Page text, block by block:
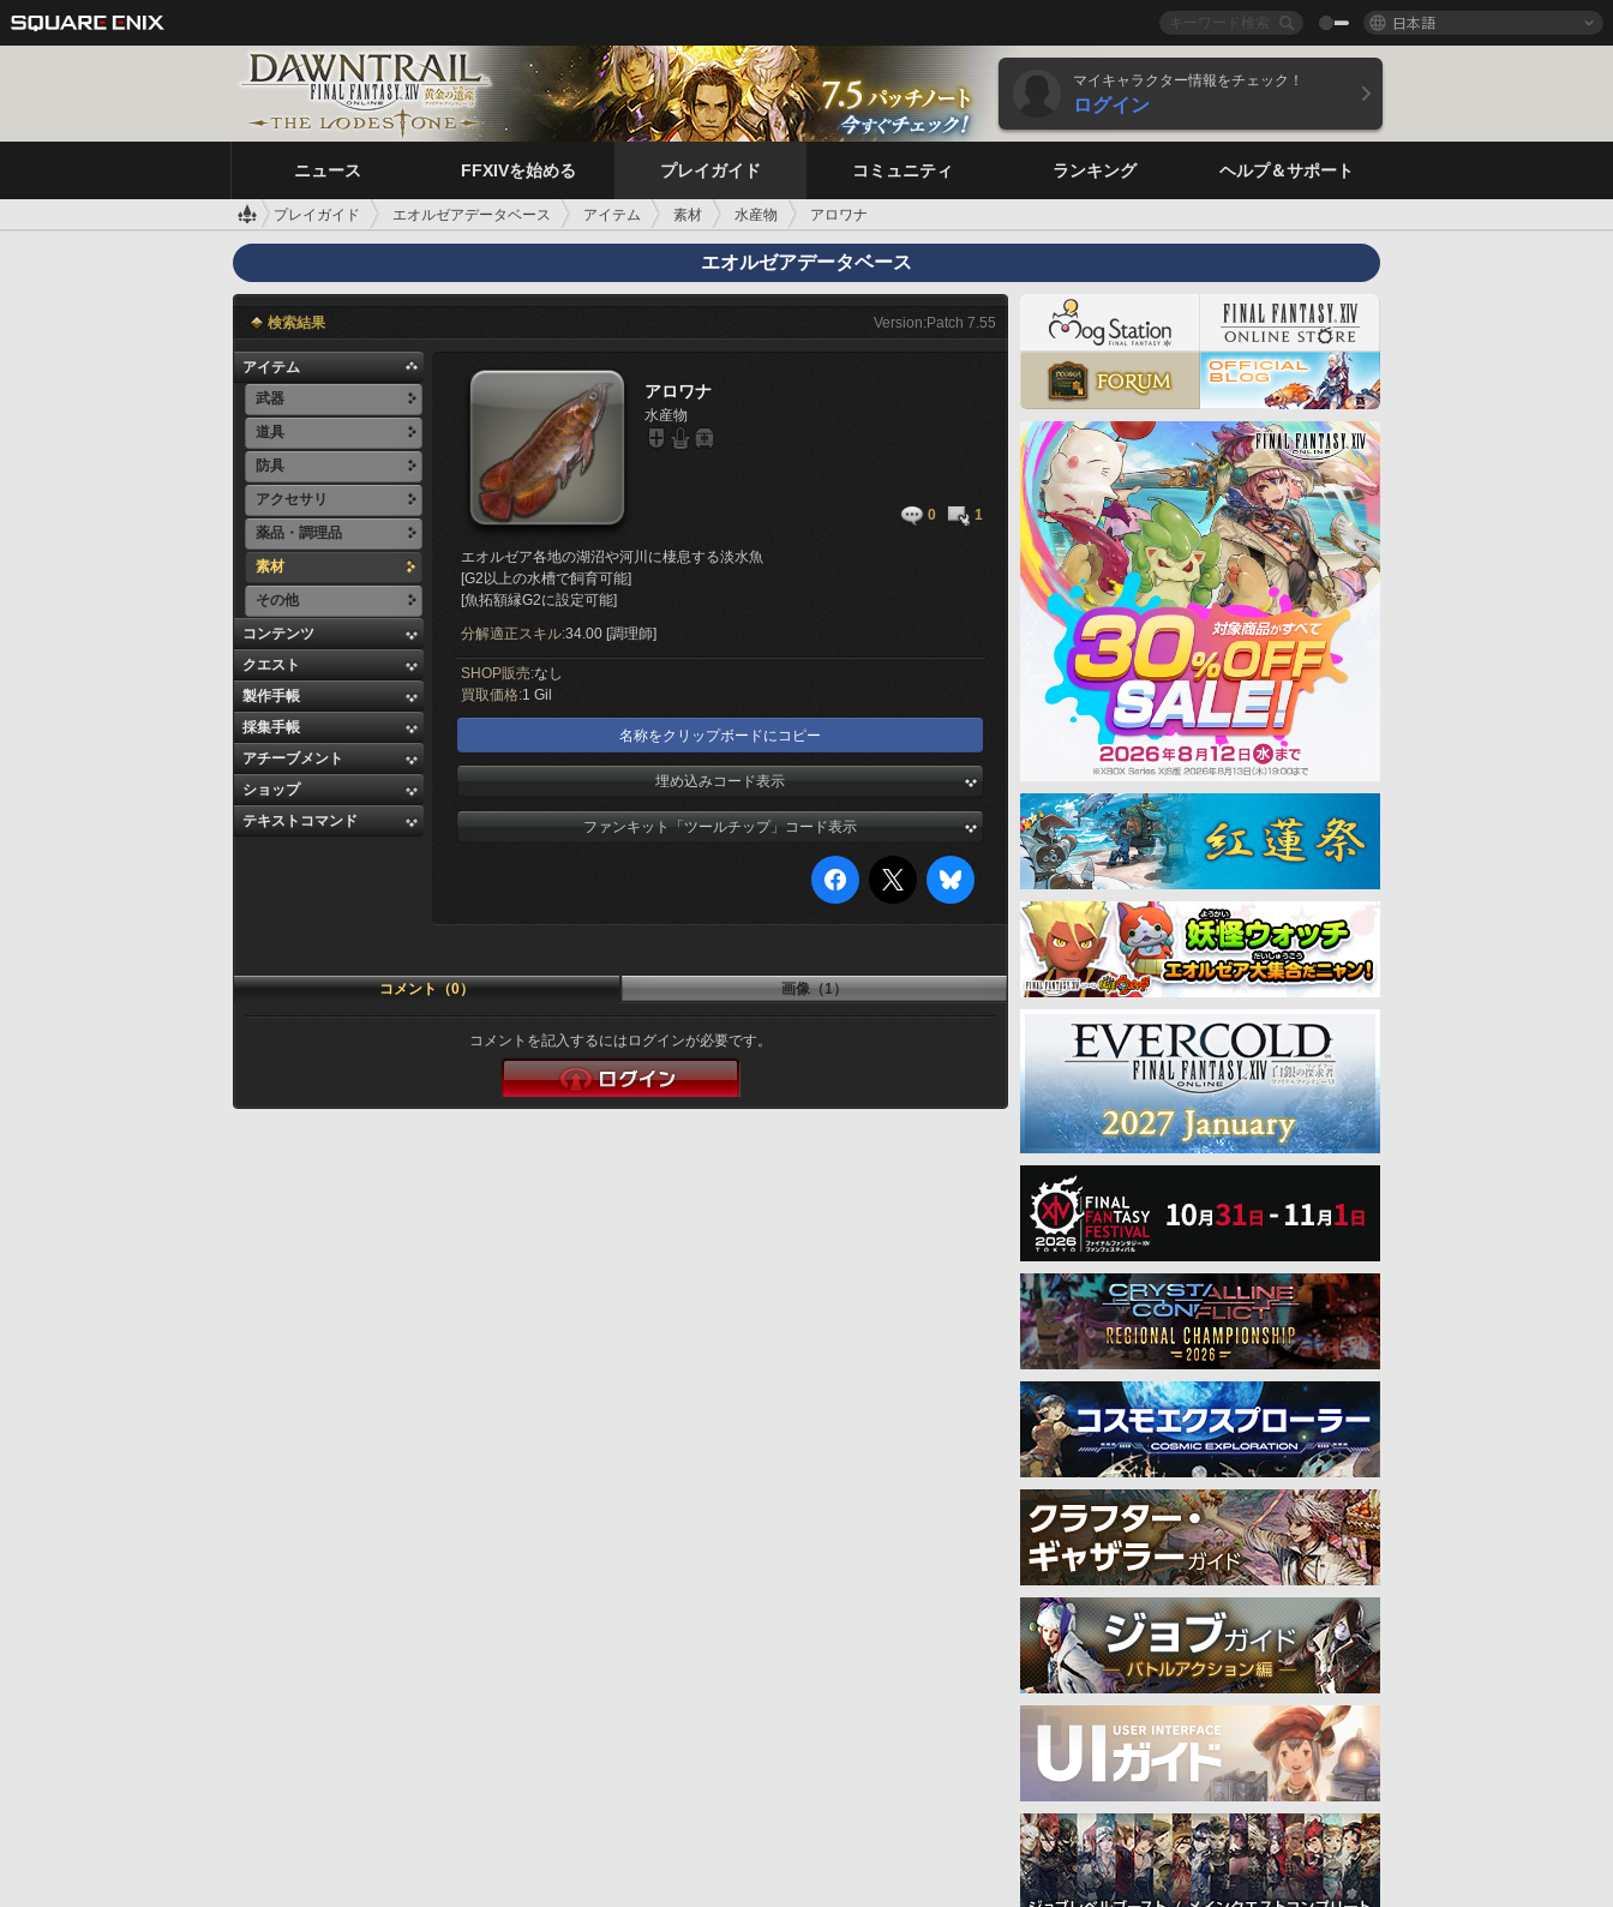
日本語
マイキャラクター情報をチェック！
ログイン
ニュース FFXIVを始める プレイガイド コミュニティ ランキング ヘルプ＆サポート
プレイガイド エオルゼアデータベース アイテム 素材 水産物 アロワナ
エオルゼアデータベース
検索結果 Version:Patch 7.55
アイテム
武器
道具
防具
アクセサリ
薬品・調理品
素材
その他
コンテンツ
クエスト
製作手帳
採集手帳
アチーブメント
ショップ
テキストコマンド
アロワナ
水産物
0 1
エオルゼア各地の湖沼や河川に棲息する淡水魚
[G2以上の水槽で飼育可能]
[魚拓額縁G2に設定可能]
分解適正スキル:34.00 [調理師]
SHOP販売:なし
買取価格:1 Gil
名称をクリップボードにコピー
埋め込みコード表示
ファンキット「ツールチップ」コード表示
コメント（0） 画像（1）
コメントを記入するにはログインが必要です。